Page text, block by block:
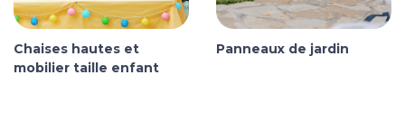
Chaises hautes et
mobilier taille enfant
Panneaux de jardin